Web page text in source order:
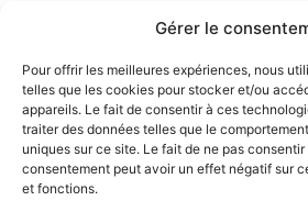
Gérer le
Pour offrir les meilleures expériences, nous
telles que les cookies pour stocker et/ou
appareils. Le fait de consentir à ces
traiter des données telles que le
uniques sur ce site. Le fait de ne pas consentir
consentement peut avoir un effet négatif sur
et fonctions.